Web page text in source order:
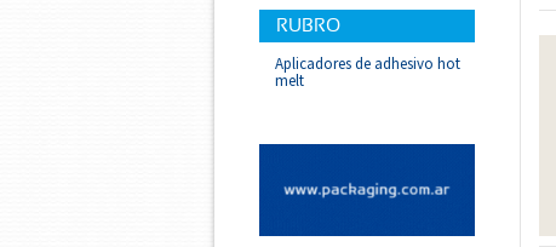
RUBRO
Aplicadores de adhesivo hot
melt